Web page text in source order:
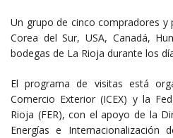
Un grupo de cinco compradores y
Corea del Sur, USA, Canadá,
bodegas de La Rioja durante los
El programa de visitas está
Comercio Exterior (ICEX) y la
Rioja (FER), con el apoyo de la
Energías e